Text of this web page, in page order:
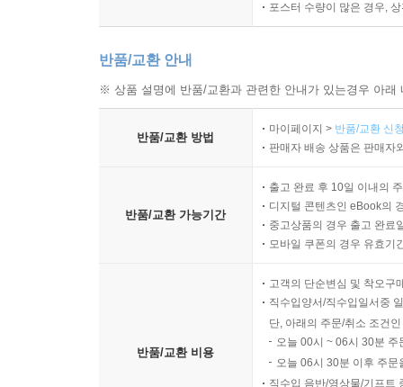
포스터 수량이 많은 경우,
반품/교환 안내
※ 상품 설명에 반품/교환과 관련한 안내가 있는경우 아
반품/교환 방법
마이페이지 > 반품/교환 신
판매자 배송 상품은 판매자
반품/교환 가능기간
출고 완료 후 10일 이내의
디지털 콘텐츠인 eBook의
중고상품의 경우 출고 완료
모바일 쿠폰의 경우 유효기
반품/교환 비용
고객의 단순변심 및 착오구
직수입양서/직수입일서중
단, 아래의 주문/취소 조건
오늘 00시 ~ 06시 30분
오늘 06시 30분 이후 주
직수입 음반/영상물/기프트